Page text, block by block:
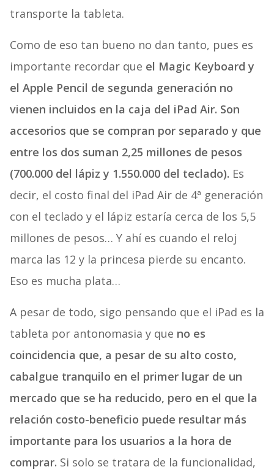
transporte la tableta.
Como de eso tan bueno no dan tanto, pues es
importante recordar que el Magic Keyboard y
el Apple Pencil de segunda generación no
vienen incluidos en la caja del iPad Air. Son
accesorios que se compran por separado y que
entre los dos suman 2,25 millones de pesos
(700.000 del lápiz y 1.550.000 del teclado). Es
decir, el costo final del iPad Air de 4ª generación
con el teclado y el lápiz estaría cerca de los 5,5
millones de pesos… Y ahí es cuando el reloj
marca las 12 y la princesa pierde su encanto.
Eso es mucha plata…
A pesar de todo, sigo pensando que el iPad es la
tableta por antonomasia y que no es
coincidencia que, a pesar de su alto costo,
cabalgue tranquilo en el primer lugar de un
mercado que se ha reducido, pero en el que la
relación costo-beneficio puede resultar más
importante para los usuarios a la hora de
comprar. Si solo se tratara de la funcionalidad,